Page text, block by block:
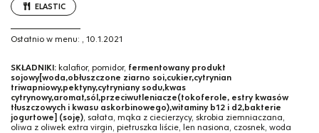
ELASTIC
Ostatnio w menu: , 10.1.2021
SKŁADNIKI: kalafior, pomidor, fermentowany produkt
sojowy[woda,obłuszczone ziarno soi,cukier,cytrynian
triwapniowy,pektyny,cytryniany sodu,kwas
cytrynowy,aromat,sól,przeciwutleniacze(tokoferole, estry kwasów
tłuszczowych i kwasu askorbinowego),witaminy b12 i d2,bakterie
jogurtowe] (soję), sałata, mąka z ciecierzycy, skrobia ziemniaczana,
oliwa z oliwek extra virgin, pietruszka liście, len nasiona, czosnek, woda